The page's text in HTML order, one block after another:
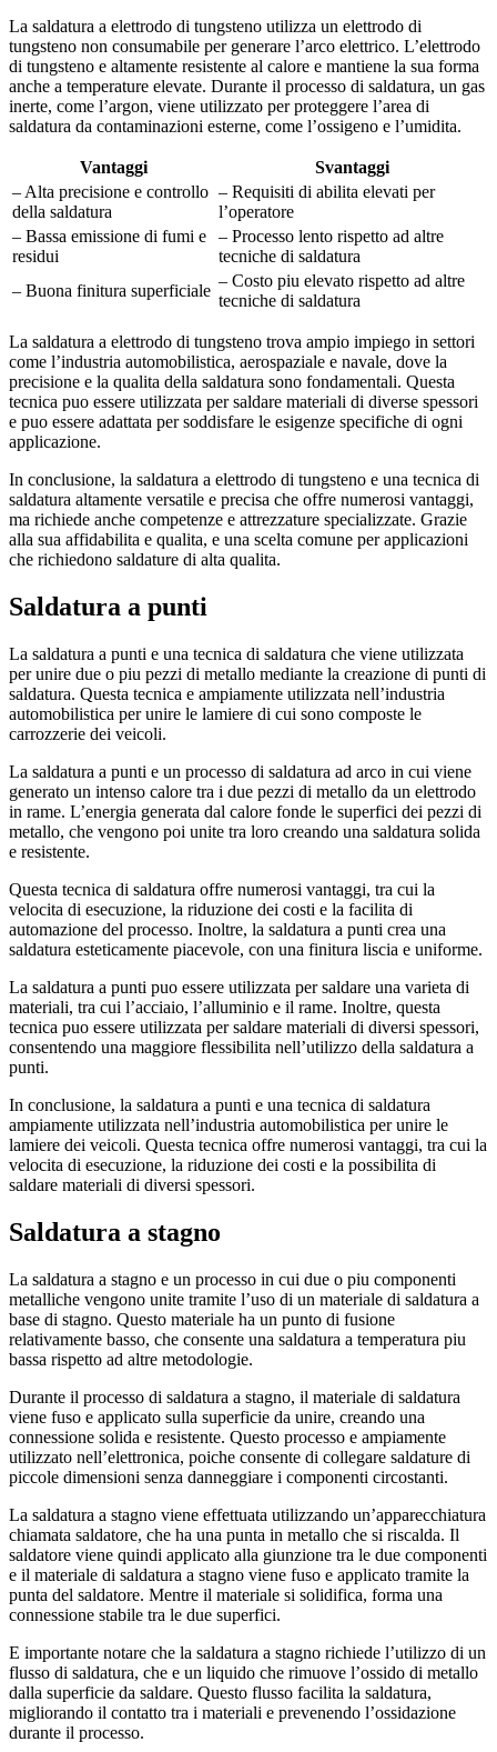
La saldatura a elettrodo di tungsteno utilizza un elettrodo di
tungsteno non consumabile per generare l’arco elettrico. L’elettrodo
di tungsteno e altamente resistente al calore e mantiene la sua forma
anche a temperature elevate. Durante il processo di saldatura, un gas
inerte, come l’argon, viene utilizzato per proteggere l’area di
saldatura da contaminazioni esterne, come l’ossigeno e l’umidita.
Vantaggi
Svantaggi
– Alta precisione e controllo
della saldatura
– Requisiti di abilita elevati per
l’operatore
– Bassa emissione di fumi e
residui
– Processo lento rispetto ad altre
tecniche di saldatura
– Buona finitura superficiale
– Costo piu elevato rispetto ad altre
tecniche di saldatura
La saldatura a elettrodo di tungsteno trova ampio impiego in settori
come l’industria automobilistica, aerospaziale e navale, dove la
precisione e la qualita della saldatura sono fondamentali. Questa
tecnica puo essere utilizzata per saldare materiali di diverse spessori
e puo essere adattata per soddisfare le esigenze specifiche di ogni
applicazione.
In conclusione, la saldatura a elettrodo di tungsteno e una tecnica di
saldatura altamente versatile e precisa che offre numerosi vantaggi,
ma richiede anche competenze e attrezzature specializzate. Grazie
alla sua affidabilita e qualita, e una scelta comune per applicazioni
che richiedono saldature di alta qualita.
Saldatura a punti
La saldatura a punti e una tecnica di saldatura che viene utilizzata
per unire due o piu pezzi di metallo mediante la creazione di punti di
saldatura. Questa tecnica e ampiamente utilizzata nell’industria
automobilistica per unire le lamiere di cui sono composte le
carrozzerie dei veicoli.
La saldatura a punti e un processo di saldatura ad arco in cui viene
generato un intenso calore tra i due pezzi di metallo da un elettrodo
in rame. L’energia generata dal calore fonde le superfici dei pezzi di
metallo, che vengono poi unite tra loro creando una saldatura solida
e resistente.
Questa tecnica di saldatura offre numerosi vantaggi, tra cui la
velocita di esecuzione, la riduzione dei costi e la facilita di
automazione del processo. Inoltre, la saldatura a punti crea una
saldatura esteticamente piacevole, con una finitura liscia e uniforme.
La saldatura a punti puo essere utilizzata per saldare una varieta di
materiali, tra cui l’acciaio, l’alluminio e il rame. Inoltre, questa
tecnica puo essere utilizzata per saldare materiali di diversi spessori,
consentendo una maggiore flessibilita nell’utilizzo della saldatura a
punti.
In conclusione, la saldatura a punti e una tecnica di saldatura
ampiamente utilizzata nell’industria automobilistica per unire le
lamiere dei veicoli. Questa tecnica offre numerosi vantaggi, tra cui la
velocita di esecuzione, la riduzione dei costi e la possibilita di
saldare materiali di diversi spessori.
Saldatura a stagno
La saldatura a stagno e un processo in cui due o piu componenti
metalliche vengono unite tramite l’uso di un materiale di saldatura a
base di stagno. Questo materiale ha un punto di fusione
relativamente basso, che consente una saldatura a temperatura piu
bassa rispetto ad altre metodologie.
Durante il processo di saldatura a stagno, il materiale di saldatura
viene fuso e applicato sulla superficie da unire, creando una
connessione solida e resistente. Questo processo e ampiamente
utilizzato nell’elettronica, poiche consente di collegare saldature di
piccole dimensioni senza danneggiare i componenti circostanti.
La saldatura a stagno viene effettuata utilizzando un’apparecchiatura
chiamata saldatore, che ha una punta in metallo che si riscalda. Il
saldatore viene quindi applicato alla giunzione tra le due componenti
e il materiale di saldatura a stagno viene fuso e applicato tramite la
punta del saldatore. Mentre il materiale si solidifica, forma una
connessione stabile tra le due superfici.
E importante notare che la saldatura a stagno richiede l’utilizzo di un
flusso di saldatura, che e un liquido che rimuove l’ossido di metallo
dalla superficie da saldare. Questo flusso facilita la saldatura,
migliorando il contatto tra i materiali e prevenendo l’ossidazione
durante il processo.